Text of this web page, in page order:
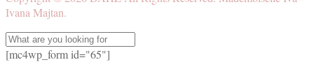
Ivana Majtan.
[mc4wp_form id="65"]